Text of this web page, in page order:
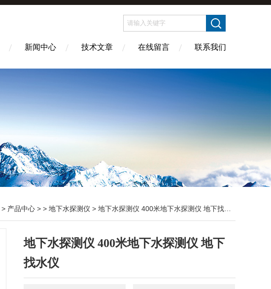
新闻中心 技术文章 在线留言 联系我们
> 产品中心 > > 地下水探测仪 > 地下水探测仪 400米地下水探测仪 地下找水仪
地下水探测仪 400米地下水探测仪 地下
找水仪